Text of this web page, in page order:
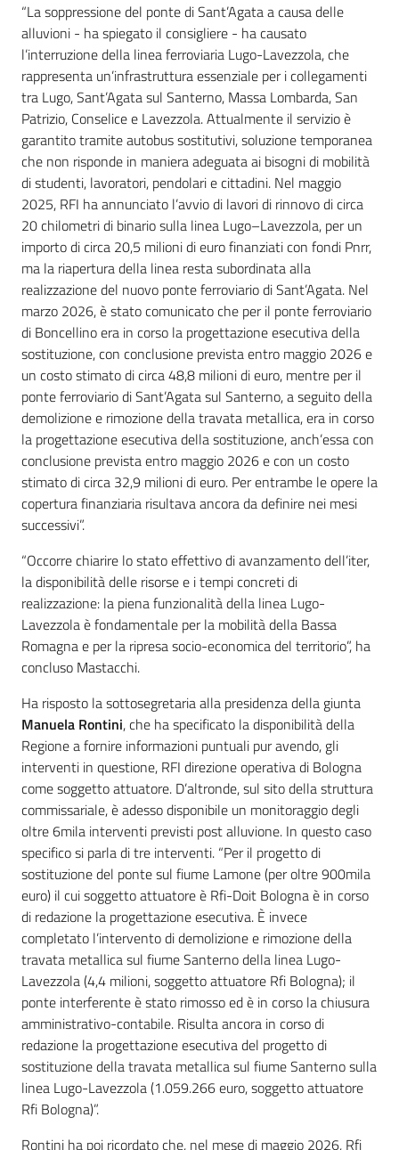
“La soppressione del ponte di Sant’Agata a causa delle
alluvioni - ha spiegato il consigliere - ha causato
l’interruzione della linea ferroviaria Lugo-Lavezzola, che
rappresenta un’infrastruttura essenziale per i collegamenti
tra Lugo, Sant’Agata sul Santerno, Massa Lombarda, San
Patrizio, Conselice e Lavezzola. Attualmente il servizio è
garantito tramite autobus sostitutivi, soluzione temporanea
che non risponde in maniera adeguata ai bisogni di mobilità
di studenti, lavoratori, pendolari e cittadini. Nel maggio
2025, RFI ha annunciato l’avvio di lavori di rinnovo di circa
20 chilometri di binario sulla linea Lugo–Lavezzola, per un
importo di circa 20,5 milioni di euro finanziati con fondi Pnrr,
ma la riapertura della linea resta subordinata alla
realizzazione del nuovo ponte ferroviario di Sant’Agata. Nel
marzo 2026, è stato comunicato che per il ponte ferroviario
di Boncellino era in corso la progettazione esecutiva della
sostituzione, con conclusione prevista entro maggio 2026 e
un costo stimato di circa 48,8 milioni di euro, mentre per il
ponte ferroviario di Sant’Agata sul Santerno, a seguito della
demolizione e rimozione della travata metallica, era in corso
la progettazione esecutiva della sostituzione, anch’essa con
conclusione prevista entro maggio 2026 e con un costo
stimato di circa 32,9 milioni di euro. Per entrambe le opere la
copertura finanziaria risultava ancora da definire nei mesi
successivi”.
“Occorre chiarire lo stato effettivo di avanzamento dell’iter,
la disponibilità delle risorse e i tempi concreti di
realizzazione: la piena funzionalità della linea Lugo-
Lavezzola è fondamentale per la mobilità della Bassa
Romagna e per la ripresa socio-economica del territorio”, ha
concluso Mastacchi.
Ha risposto la sottosegretaria alla presidenza della giunta
Manuela Rontini, che ha specificato la disponibilità della
Regione a fornire informazioni puntuali pur avendo, gli
interventi in questione, RFI direzione operativa di Bologna
come soggetto attuatore. D’altronde, sul sito della struttura
commissariale, è adesso disponibile un monitoraggio degli
oltre 6mila interventi previsti post alluvione. In questo caso
specifico si parla di tre interventi. “Per il progetto di
sostituzione del ponte sul fiume Lamone (per oltre 900mila
euro) il cui soggetto attuatore è Rfi-Doit Bologna è in corso
di redazione la progettazione esecutiva. È invece
completato l’intervento di demolizione e rimozione della
travata metallica sul fiume Santerno della linea Lugo-
Lavezzola (4,4 milioni, soggetto attuatore Rfi Bologna); il
ponte interferente è stato rimosso ed è in corso la chiusura
amministrativo-contabile. Risulta ancora in corso di
redazione la progettazione esecutiva del progetto di
sostituzione della travata metallica sul fiume Santerno sulla
linea Lugo-Lavezzola (1.059.266 euro, soggetto attuatore
Rfi Bologna)”.
Rontini ha poi ricordato che, nel mese di maggio 2026, Rfi